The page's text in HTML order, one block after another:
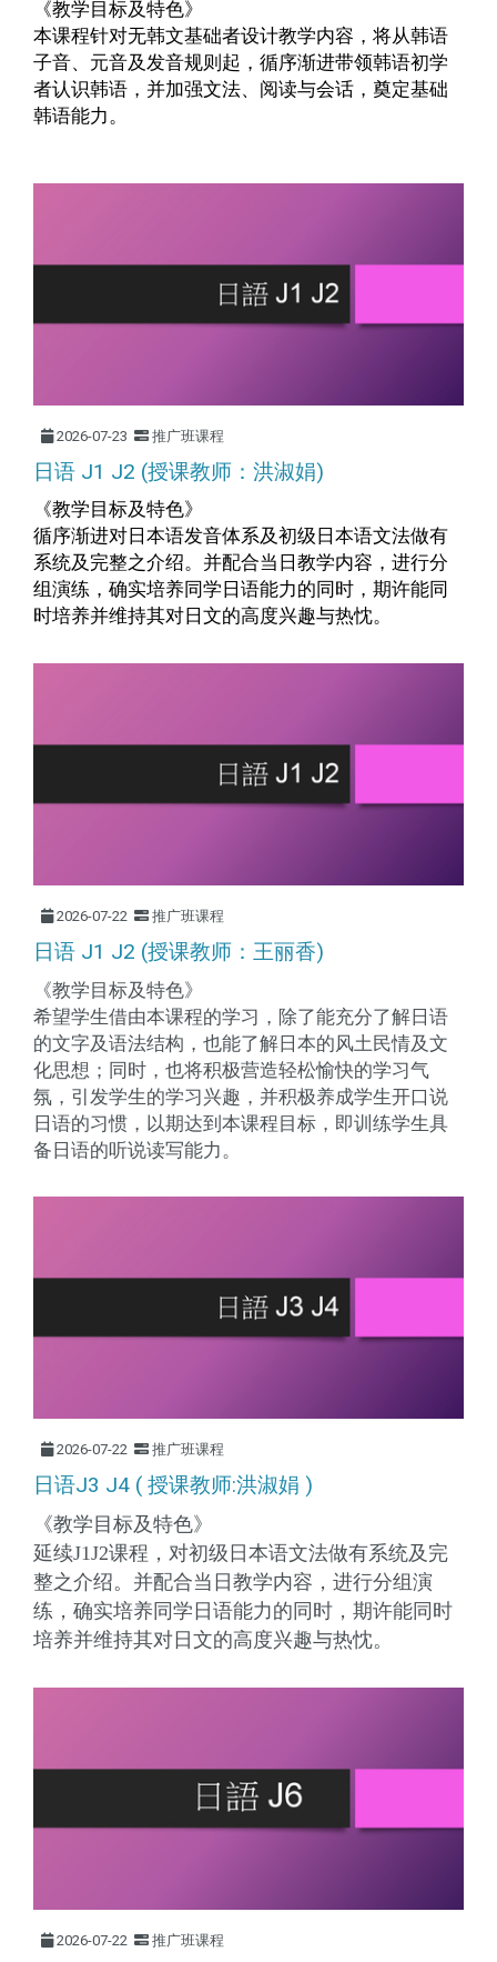
《教学目标及特色》
本课程针对无韩文基础者设计教学内容，将从韩语
子音、元音及发音规则起，循序渐进带领韩语初学
者认识韩语，并加强文法、阅读与会话，奠定基础
韩语能力。
2026-07-23 推广班课程
日语 J1 J2 (授课教师：洪淑娟)
《教学目标及特色》
循序渐进对日本语发音体系及初级日本语文法做有
系统及完整之介绍。并配合当日教学内容，进行分
组演练，确实培养同学日语能力的同时，期许能同
时培养并维持其对日文的高度兴趣与热忱。
2026-07-22 推广班课程
日语 J1 J2 (授课教师：王丽香)
《教学目标及特色》
希望学生借由本课程的学习，除了能充分了解日语
的文字及语法结构，也能了解日本的风土民情及文
化思想；同时，也将积极营造轻松愉快的学习气
氛，引发学生的学习兴趣，并积极养成学生开口说
日语的习惯，以期达到本课程目标，即训练学生具
备日语的听说读写能力。
2026-07-22 推广班课程
日语J3 J4 ( 授课教师:洪淑娟 )
《教学目标及特色》
延续J1J2课程，对初级日本语文法做有系统及完
整之介绍。并配合当日教学内容，进行分组演
练，确实培养同学日语能力的同时，期许能同时
培养并维持其对日文的高度兴趣与热忱。
2026-07-22 推广班课程